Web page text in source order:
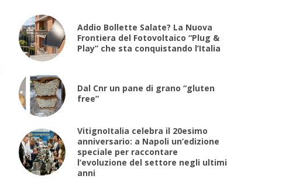
Addio Bollette Salate? La Nuova
Frontiera del Fotovoltaico “Plug &
Play” che sta conquistando l’Italia
Dal Cnr un pane di grano “gluten
free”
VitignoItalia celebra il 20esimo
anniversario: a Napoli un’edizione
speciale per raccontare
l’evoluzione del settore negli ultimi
anni